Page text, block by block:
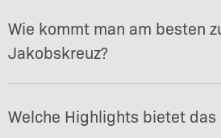
Wie kommt man am besten
Jakobskreuz?
Welche Highlights bietet das